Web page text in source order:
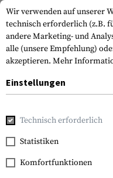
Home Ausrüstung
Warrior
Elite Ops X300
Wir verwenden auf unserer
technisch erforderlich (z.B.
andere Marketing- und
alle (unsere Empfehlung)
akzeptieren. Mehr
Einstellungen
Technisch erforderlich
Statistiken
Komfortfunktionen